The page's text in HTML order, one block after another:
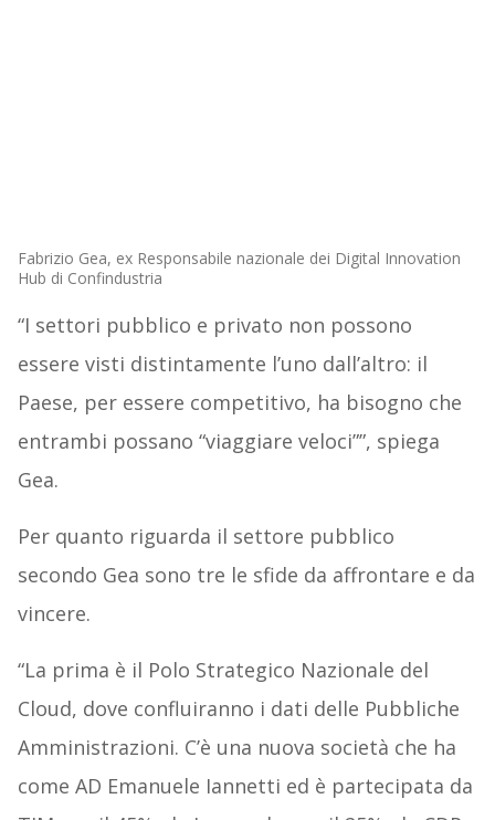
Fabrizio Gea, ex Responsabile nazionale dei Digital Innovation
Hub di Confindustria
“I settori pubblico e privato non possono
essere visti distintamente l’uno dall’altro: il
Paese, per essere competitivo, ha bisogno che
entrambi possano “viaggiare veloci””, spiega
Gea.
Per quanto riguarda il settore pubblico
secondo Gea sono tre le sfide da affrontare e da
vincere.
“La prima è il Polo Strategico Nazionale del
Cloud, dove confluiranno i dati delle Pubbliche
Amministrazioni. C’è una nuova società che ha
come AD Emanuele Iannetti ed è partecipata da